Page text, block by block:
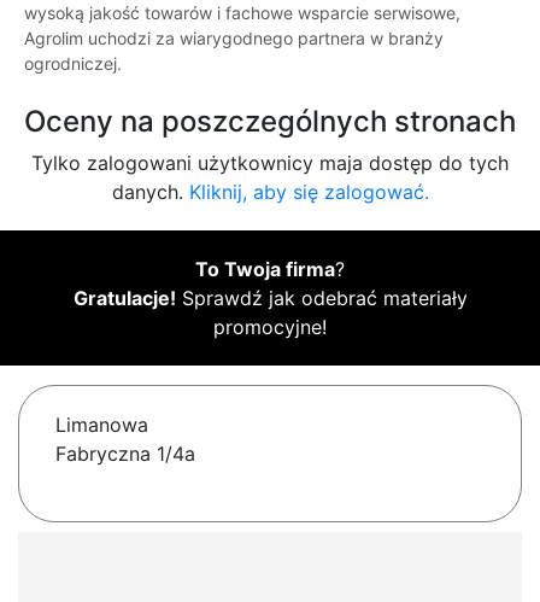
wysoką jakość towarów i fachowe wsparcie serwisowe,
Agrolim uchodzi za wiarygodnego partnera w branży
ogrodniczej.
Oceny na poszczególnych stronach
Tylko zalogowani użytkownicy maja dostęp do tych
danych. Kliknij, aby się zalogować.
To Twoja firma?
Gratulacje! Sprawdź jak odebrać materiały
promocyjne!
Limanowa
Fabryczna 1/4a